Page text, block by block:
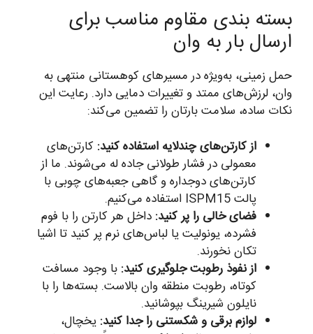
بسته بندی مقاوم مناسب برای
ارسال بار به وان
حمل زمینی، به‌ویژه در مسیرهای کوهستانی منتهی به
وان، لرزش‌های ممتد و تغییرات دمایی دارد. رعایت این
نکات ساده، سلامت بارتان را تضمین می‌کند:
از کارتن‌های چندلایه استفاده کنید: کارتن‌های
معمولی در فشار طولانی جاده له می‌شوند. ما از
کارتن‌های دوجداره و گاهی جعبه‌های چوبی با
پالت ISPM15 استفاده می‌کنیم.
فضای خالی را پر کنید: داخل هر کارتن را با فوم
فشرده، یونولیت یا لباس‌های نرم پر کنید تا اشیا
تکان نخورند.
از نفوذ رطوبت جلوگیری کنید: با وجود مسافت
کوتاه، رطوبت منطقه وان بالاست. بسته‌ها را با
نایلون شیرینگ بپوشانید.
لوازم برقی و شکستنی را جدا کنید: یخچال،